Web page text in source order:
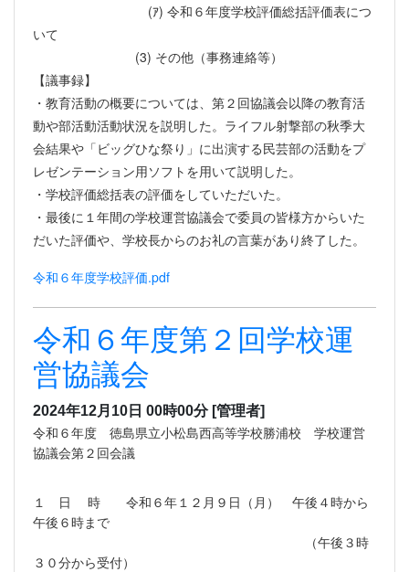
(ｱ) 令和６年度学校評価総括評価表につ
いて
(3) その他（事務連絡等）
【議事録】
・教育活動の概要については、第２回協議会以降の教育活
動や部活動活動状況を説明した。ライフル射撃部の秋季大
会結果や「ビッグひな祭り」に出演する民芸部の活動をプ
レゼンテーション用ソフトを用いて説明した。
・学校評価総括表の評価をしていただいた。
・最後に１年間の学校運営協議会で委員の皆様方からいた
だいた評価や、学校長からのお礼の言葉があり終了した。
令和６年度学校評価.pdf
令和６年度第２回学校運
営協議会
2024年12月10日 00時00分 [管理者]
令和６年度 徳島県立小松島西高等学校勝浦校 学校運営
協議会第２回会議
１ 日 時 令和６年１２月９日（月） 午後４時から
午後６時まで
（午後３時
３０分から受付）